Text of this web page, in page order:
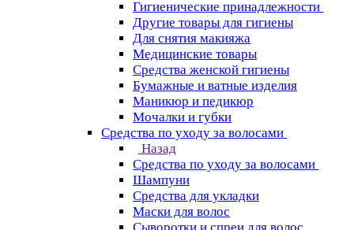
Гигиенические принадлежности
Другие товары для гигиены
Для снятия макияжа
Медицинские товары
Средства женской гигиены
Бумажные и ватные изделия
Маникюр и педикюр
Мочалки и губки
Средства по уходу за волосами
Назад
Средства по уходу за волосами
Шампуни
Средства для укладки
Маски для волос